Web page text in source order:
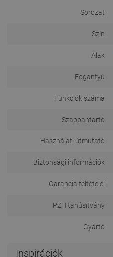
Sorozat
Szín
Alak
Fogantyú
Funkciók száma
Szappantartó
Használati útmutató
Biztonsági információk
Garancia feltételei
PZH tanúsítvány
Gyártó
Inspirációk